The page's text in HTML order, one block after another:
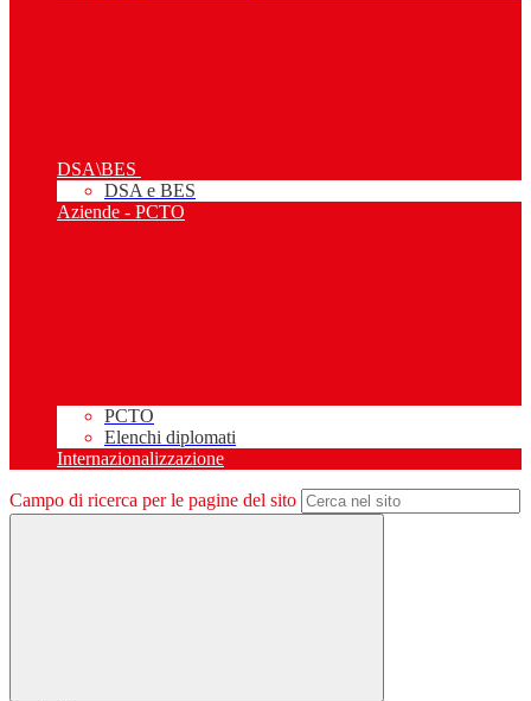
DSA\BES
DSA e BES
Aziende - PCTO
PCTO
Elenchi diplomati
Internazionalizzazione
Campo di ricerca per le pagine del sito